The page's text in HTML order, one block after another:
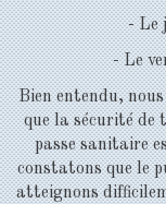
- Le
- Le
Bien entendu,
que la sécurité de
passe sanitaire
constatons que le
atteignons